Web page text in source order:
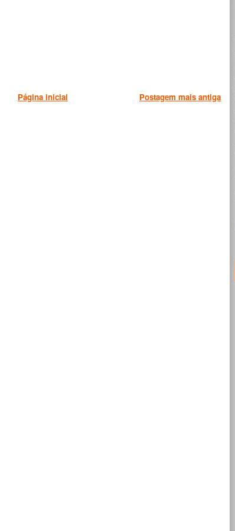
Postagem mais antiga
Página inicial